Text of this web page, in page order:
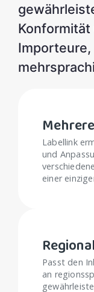
Labellink
und
einer
Passt den
an